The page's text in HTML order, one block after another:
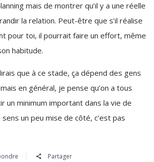
mais de montrer qu’il y a une réelle
la relation. Peut-être que s’il réalise
pour toi, il pourrait faire un effort, même
habitude.
que à ce stade, ça dépend des gens
en général, je pense qu’on a tous
un minimum important dans la vie de
sens un peu mise de côté, c’est pas
Partager